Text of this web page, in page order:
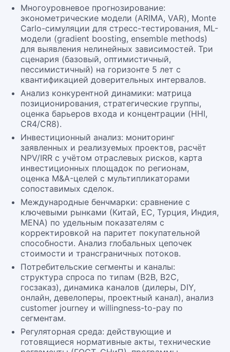
Многоуровневое прогнозирование:
эконометрические модели (ARIMA, VAR), Monte
Carlo-симуляции для стресс-тестирования, ML-
модели (gradient boosting, ensemble methods)
для выявления нелинейных зависимостей. Три
сценария (базовый, оптимистичный,
пессимистичный) на горизонте 5 лет с
квантификацией доверительных интервалов.
Анализ конкурентной динамики: матрица
позиционирования, стратегические группы,
оценка барьеров входа и концентрации (HHI,
CR4/CR8).
Инвестиционный анализ: мониторинг
заявленных и реализуемых проектов, расчёт
NPV/IRR с учётом отраслевых рисков, карта
инвестиционных площадок по регионам,
оценка M&A-целей с мультипликаторами
сопоставимых сделок.
Международные бенчмарки: сравнение с
ключевыми рынками (Китай, ЕС, Турция, Индия,
MENA) по удельным показателям с
корректировкой на паритет покупательной
способности. Анализ глобальных цепочек
стоимости и трансграничных потоков.
Потребительские сегменты и каналы:
структура спроса по типам (B2B, B2C,
госзаказ), динамика каналов (дилеры, DIY,
онлайн, девелоперы, проектный канал), анализ
customer journey и willingness-to-pay по
сегментам.
Регуляторная среда: действующие и
готовящиеся нормативные акты, технические